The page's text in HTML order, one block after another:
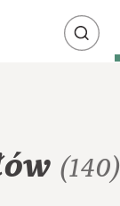
(140)